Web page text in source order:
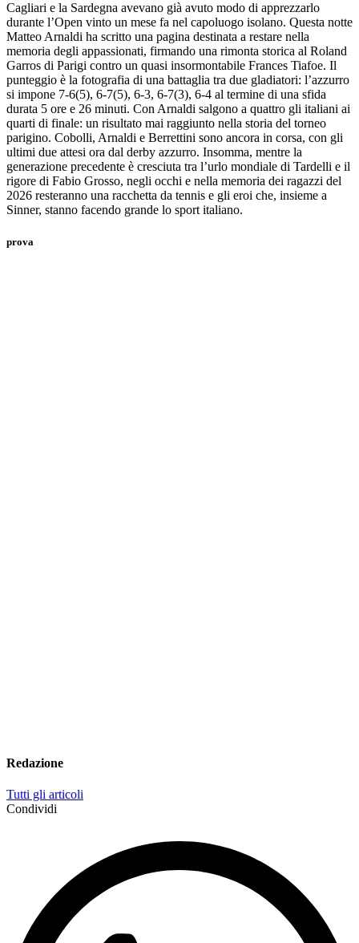
Cagliari e la Sardegna avevano già avuto modo di apprezzarlo
durante l’Open vinto un mese fa nel capoluogo isolano. Questa notte
Matteo Arnaldi ha scritto una pagina destinata a restare nella
memoria degli appassionati, firmando una rimonta storica al Roland
Garros di Parigi contro un quasi insormontabile Frances Tiafoe. Il
punteggio è la fotografia di una battaglia tra due gladiatori: l’azzurro
si impone 7-6(5), 6-7(5), 6-3, 6-7(3), 6-4 al termine di una sfida
durata 5 ore e 26 minuti. Con Arnaldi salgono a quattro gli italiani ai
quarti di finale: un risultato mai raggiunto nella storia del torneo
parigino. Cobolli, Arnaldi e Berrettini sono ancora in corsa, con gli
ultimi due attesi ora dal derby azzurro. Insomma, mentre la
generazione precedente è cresciuta tra l’urlo mondiale di Tardelli e il
rigore di Fabio Grosso, negli occhi e nella memoria dei ragazzi del
2026 resteranno una racchetta da tennis e gli eroi che, insieme a
Sinner, stanno facendo grande lo sport italiano.
prova
Redazione
Tutti gli articoli
Condividi